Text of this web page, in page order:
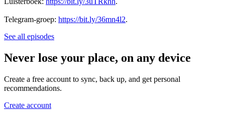
Telegram-groep: https://bit.ly/36mn4l2.
See all episodes
Never lose your place, on any device
Create a free account to sync, back up, and get personal
recommendations.
Create account